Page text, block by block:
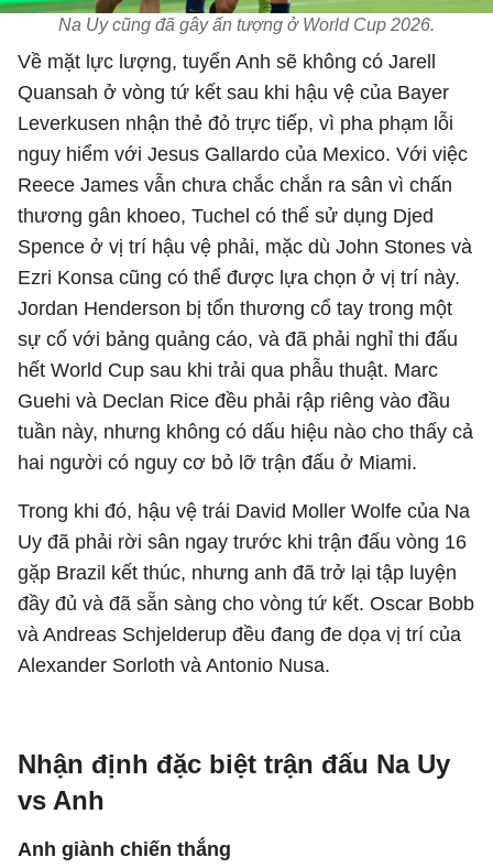
Na Uy cũng đã gây ấn tượng ở World Cup 2026.
Về mặt lực lượng, tuyển Anh sẽ không có Jarell
Quansah ở vòng tứ kết sau khi hậu vệ của Bayer
Leverkusen nhận thẻ đỏ trực tiếp, vì pha phạm lỗi
nguy hiểm với Jesus Gallardo của Mexico. Với việc
Reece James vẫn chưa chắc chắn ra sân vì chấn
thương gân khoeo, Tuchel có thể sử dụng Djed
Spence ở vị trí hậu vệ phải, mặc dù John Stones và
Ezri Konsa cũng có thể được lựa chọn ở vị trí này.
Jordan Henderson bị tổn thương cổ tay trong một
sự cố với bảng quảng cáo, và đã phải nghỉ thi đấu
hết World Cup sau khi trải qua phẫu thuật. Marc
Guehi và Declan Rice đều phải rập riêng vào đầu
tuần này, nhưng không có dấu hiệu nào cho thấy cả
hai người có nguy cơ bỏ lỡ trận đấu ở Miami.
Trong khi đó, hậu vệ trái David Moller Wolfe của Na
Uy đã phải rời sân ngay trước khi trận đấu vòng 16
gặp Brazil kết thúc, nhưng anh đã trở lại tập luyện
đầy đủ và đã sẵn sàng cho vòng tứ kết. Oscar Bobb
và Andreas Schjelderup đều đang đe dọa vị trí của
Alexander Sorloth và Antonio Nusa.
Nhận định đặc biệt trận đấu Na Uy
vs Anh
Anh giành chiến thắng